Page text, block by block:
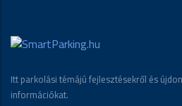
Itt parkolási témájú fejlesztésekről és
információkat.